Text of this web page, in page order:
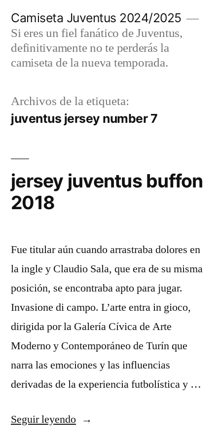
contenido
Camiseta Juventus 2024/2025
Si eres un fiel fanático de Juventus,
definitivamente no te perderás la
camiseta de la nueva temporada.
Archivos de la etiqueta:
juventus jersey number 7
jersey juventus buffon
2018
Fue titular aún cuando arrastraba dolores en
la ingle y Claudio Sala, que era de su misma
posición, se encontraba apto para jugar.
Invasione di campo. L’arte entra in gioco,
dirigida por la Galería Cívica de Arte
Moderno y Contemporáneo de Turín que
narra las emociones y las influencias
derivadas de la experiencia futbolística y …
Seguir leyendo«jersey